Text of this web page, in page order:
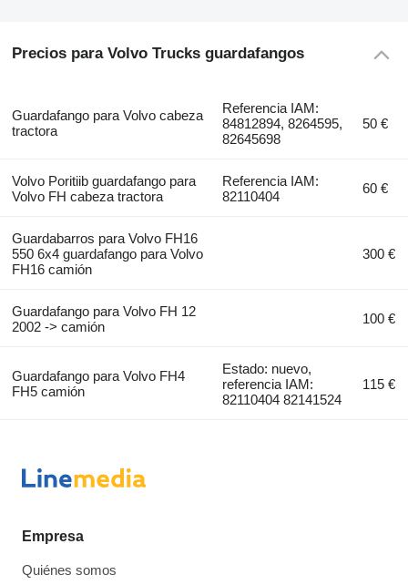
Precios para Volvo Trucks guardafangos
Guardafango para Volvo cabeza
tractora
Referencia IAM:
84812894, 8264595,
82645698
50 €
Volvo Poritiib guardafango para
Volvo FH cabeza tractora
Referencia IAM:
82110404
60 €
Guardabarros para Volvo FH16
550 6x4 guardafango para Volvo
FH16 camión
300 €
Guardafango para Volvo FH 12
2002 -> camión
100 €
Guardafango para Volvo FH4
FH5 camión
Estado: nuevo,
referencia IAM:
82110404 82141524
115 €
Empresa
Quiénes somos